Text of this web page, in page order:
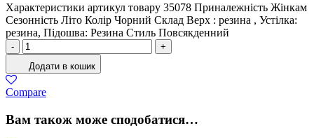
Характеристики артикул товару 35078 Приналежність Жінкам
Сезонність Літо Колір Чорний Склад Верх : резина , Устілка:
резина, Підошва: Резина Стиль Повсякденний
Крокси
Жіночі
Резина
Чорний
кількість
-
+
Додати в кошик
Compare
Вам також може сподобатися…